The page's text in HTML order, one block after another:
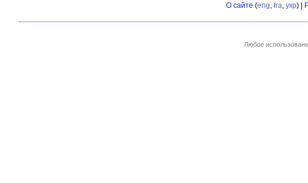
О сайте (eng fra укр) |
Любое